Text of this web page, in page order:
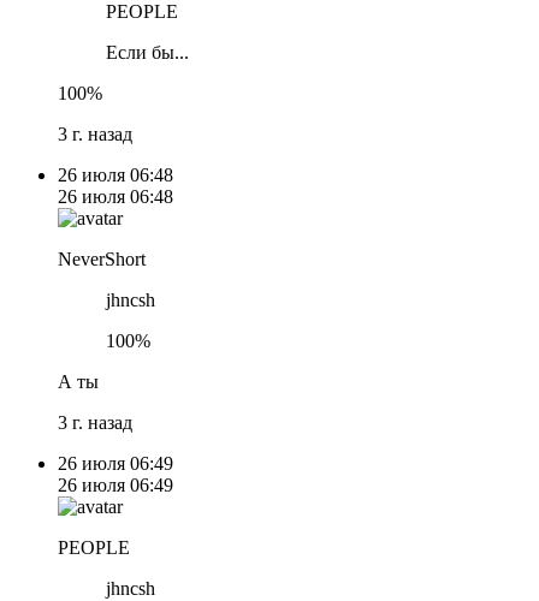
PEOPLE
Если бы...
100%
3 г. назад
26 июля 06:48
26 июля 06:48
NeverShort
jhncsh
100%
А ты
3 г. назад
26 июля 06:49
26 июля 06:49
PEOPLE
jhncsh